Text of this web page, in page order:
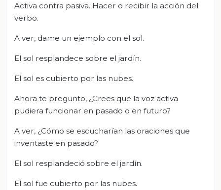
Activa contra pasiva. Hacer o recibir la acción del
verbo.
A ver, dame un ejemplo con el sol.
El sol resplandece sobre el jardín.
El sol es cubierto por las nubes.
Ahora te pregunto, ¿Crees que la voz activa
pudiera funcionar en pasado o en futuro?
A ver, ¿Cómo se escucharían las oraciones que
inventaste en pasado?
El sol resplandeció sobre el jardín.
El sol fue cubierto por las nubes.